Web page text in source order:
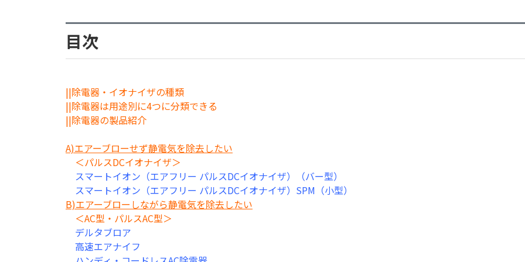
目次
||除電器・イオナイザの種類
||除電器は用途別に4つに分類できる
||除電器の製品紹介
A)エアーブローせず静電気を除去したい
＜パルスDCイオナイザ＞
スマートイオン（エアフリー パルスDCイオナイザ）（バー型）
スマートイオン（エアフリー パルスDCイオナイザ）SPM（小型）
B)エアーブローしながら静電気を除去したい
＜AC型・パルスAC型＞
デルタブロア
高速エアナイフ